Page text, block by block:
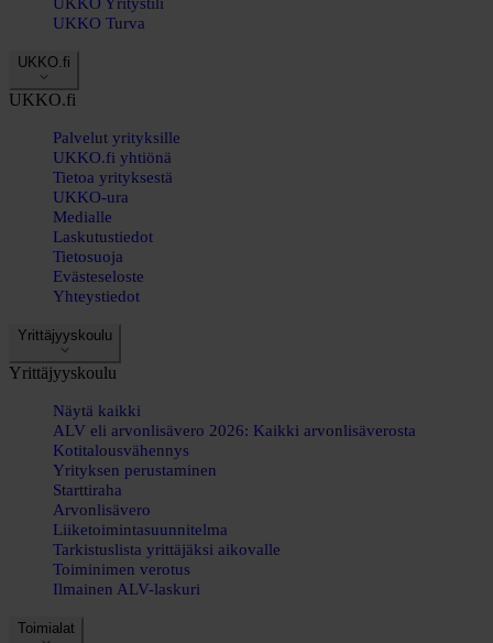
UKKO Turva
UKKO.fi
UKKO.fi
Palvelut yrityksille
UKKO.fi yhtiönä
Tietoa yrityksestä
UKKO-ura
Medialle
Laskutustiedot
Tietosuoja
Evästeseloste
Yhteystiedot
Yrittäjyyskoulu
Yrittäjyyskoulu
Näytä kaikki
ALV eli arvonlisävero 2026: Kaikki arvonlisäverosta
Kotitalousvähennys
Yrityksen perustaminen
Starttiraha
Arvonlisävero
Liiketoimintasuunnitelma
Tarkistuslista yrittäjäksi aikovalle
Toiminimen verotus
Ilmainen ALV-laskuri
Toimialat